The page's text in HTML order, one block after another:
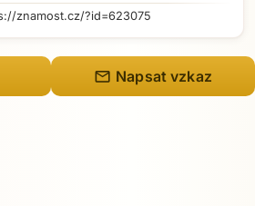
znamost.cz/?id=623075
mail Napsat vzkaz